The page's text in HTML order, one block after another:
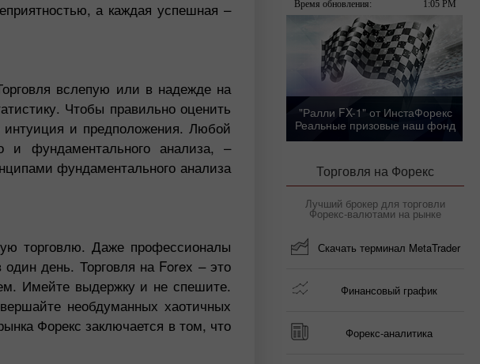
а каждая успешная –
вслепую или в надежде на
Чтобы правильно оценить
и предположения. Любой
и фундаментального анализа, –
фундаментального анализа
торговлю. Даже профессионалы
день. Торговля на Forex – это
Имейте выдержку и не спешите.
необдуманных хаотичных
Форекс заключается в том, что
"Ралли FX-1" от ИнстаФорекс
Реальные призовые наш фонд
Торговля на Форекс
Лучший брокер для торговли
Форекс-валютами на рынке
Скачать терминал MetaTrader
Финансовый график
Форекс-аналитика